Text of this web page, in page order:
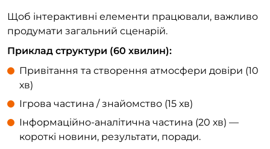
Щоб інтерактивні елементи працювали, важливо
продумати загальний сценарій.
Приклад структури (60 хвилин):
Привітання та створення атмосфери довіри (10
хв)
Ігрова частина / знайомство (15 хв)
Інформаційно-аналітична частина (20 хв) —
короткі новини, результати, поради.